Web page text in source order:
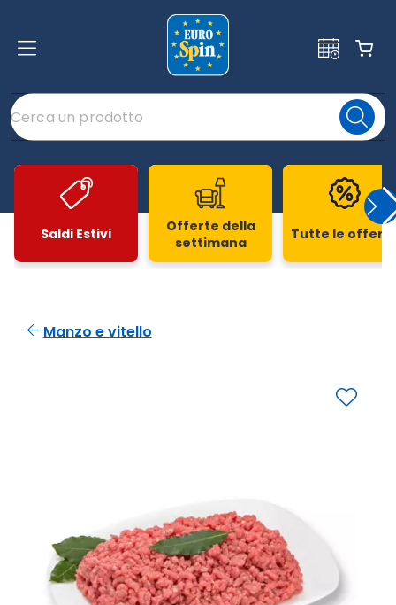
Saldi Estivi
Offerte della
settimana
Tutte le
Manzo e vitello